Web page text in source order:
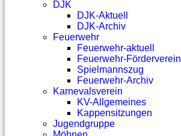
DJK
DJK-Aktuell
DJK-Archiv
Feuerwehr
Feuerwehr-aktuell
Feuerwehr-Förderverein
Spielmannszug
Feuerwehr-Archiv
Karnevalsverein
KV-Allgemeines
Kappensitzungen
Jugendgruppe